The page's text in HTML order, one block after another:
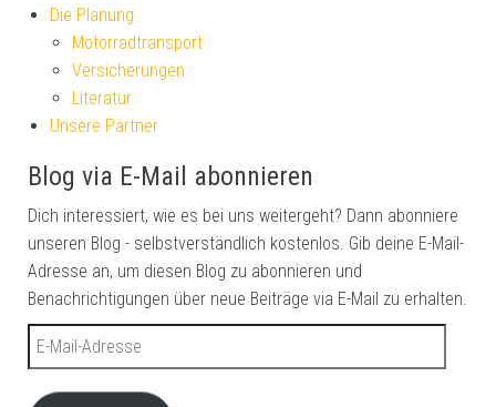
Die Planung
Motorradtransport
Versicherungen
Literatur
Unsere Partner
Blog via E-Mail abonnieren
Dich interessiert, wie es bei uns weitergeht? Dann abonniere
unseren Blog - selbstverständlich kostenlos. Gib deine E-Mail-
Adresse an, um diesen Blog zu abonnieren und
Benachrichtigungen über neue Beiträge via E-Mail zu erhalten.
E-Mail-Adresse